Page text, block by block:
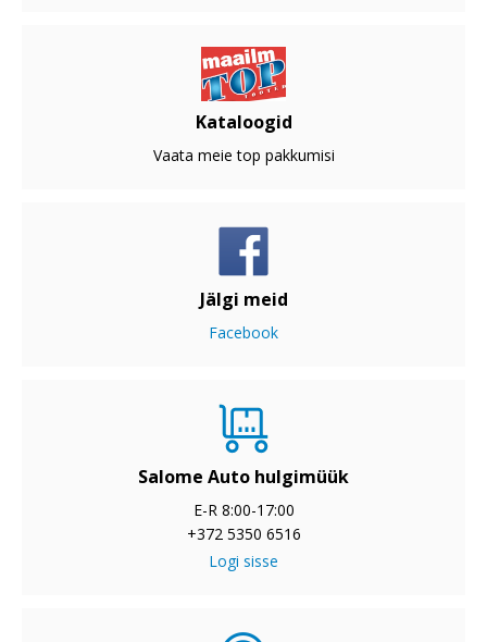
Kataloogid
Vaata meie top pakkumisi
Jälgi meid
Facebook
Salome Auto hulgimüük
E-R 8:00-17:00
+372 5350 6516
Logi sisse